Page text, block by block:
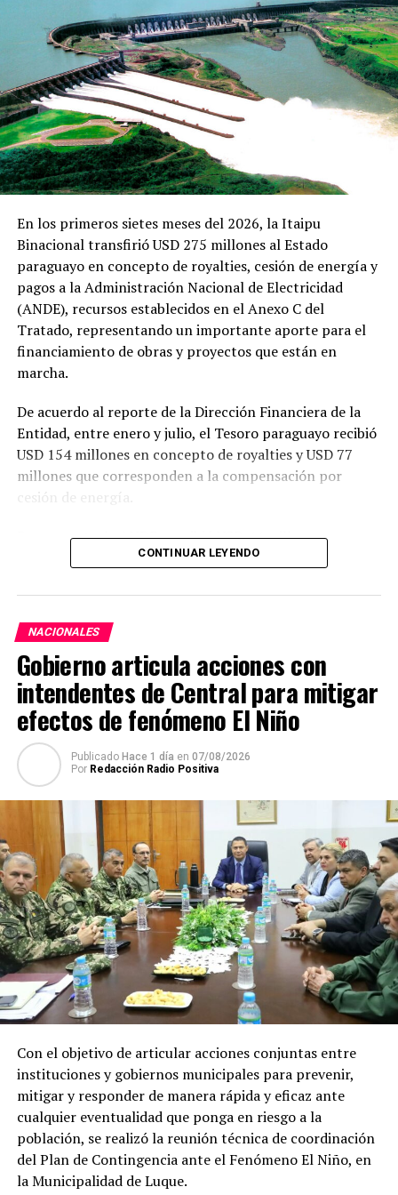
Vale mencionar que la Itaipu Binacional es la mayor
generadora de energía limpia y renovable, con una
producción de más de 3.022.599 GWh desde el inicio de
sus operaciones en mayo de 1984.
TEMAS RELACIONADOS:
ARRIBA SIGUIENTE
Campaña Nacional de Desparasitación proyecta llegar a
1.200.000 estudiantes matriculados
Construcción del Gran Hospital de Coronel Oviedo está a
punto de culminar
En los primeros sietes meses del 2026, la Itaipu
Binacional transfirió USD 275 millones al Estado
paraguayo en concepto de royalties, cesión de energía y
pagos a la Administración Nacional de Electricidad
(ANDE), recursos establecidos en el Anexo C del
Tratado, representando un importante aporte para el
financiamiento de obras y proyectos que están en
marcha.
De acuerdo al reporte de la Dirección Financiera de la
Entidad, entre enero y julio, el Tesoro paraguayo recibió
USD 154 millones en concepto de royalties y USD 77
millones que corresponden a la compensación por
cesión de energía.
Por su parte, la ANDE percibió USD 44 millones por
resarcimiento de las cargas de administración y
En julio, Itaipu realizó transferencias por USD 36
millones al Paraguay, de los cuales, USD 22 millones
correspondieron a royalties, USD 12 millones a
compensación por cesión de energía y USD 1,7 millones
destinados a la ANDE en concepto de resarcimiento.
Con este último desembolso, las transferencias
realizadas al Estado paraguayo alcanzaron
millones
Recursos que representan un apoyo clave
para el desarrollo económico, social y
energético del país
Los recursos provenientes de los royalties tienen como
destino el financiamiento de gastos contemplados en el
Presupuesto General de la Nación (PGN), ejecutadas por
el Ministerio de Economía y Finanzas (MEF) destinada a
gobernaciones y municipios para la ejecución de obras y
proyectos.
Por el lado de los fondos provenientes de la cesión de
energía son destinados al Fondo Nacional de
Alimentación Escolar (Fonae), permitiendo fortalecer
las inversiones de los gobiernos departamentales y
municipales en esta materia.
En tanto que los pagos realizados a la ANDE
CONTINUAR LEYENDO
NACIONALES
Gobierno articula acciones con
intendentes de Central para mitigar
efectos de fenómeno El Niño
Publicado Hace 1 día en 07/08/2026
Por Redacción Radio Positiva
Con el objetivo de articular acciones conjuntas entre
instituciones y gobiernos municipales para prevenir,
mitigar y responder de manera rápida y eficaz ante
cualquier eventualidad que ponga en riesgo a la
población, se realizó la reunión técnica de coordinación
del Plan de Contingencia ante el Fenómeno El Niño, en
la Municipalidad de Luque.